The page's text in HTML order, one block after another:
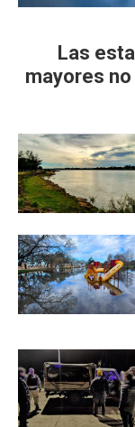
Las
mayores no